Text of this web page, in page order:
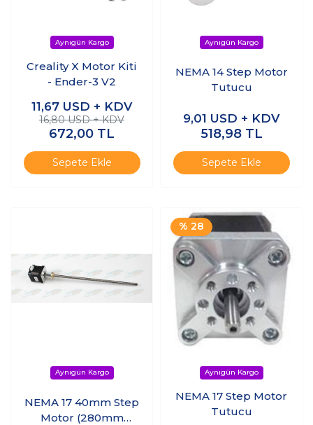
Creality X Motor Kiti
- Ender-3 V2
11,67 USD + KDV
16,80 USD + KDV
672,00 TL
Sepete Ekle
NEMA 14 Step Motor
Tutucu
9,01 USD + KDV
518,98 TL
Sepete Ekle
NEMA 17 40mm Step
Motor (280mm
% 28
NEMA 17 Step Motor
Tutucu